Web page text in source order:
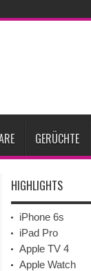
Gadget werden
GERÜCHTE
HIGHLIGHTS
iPhone 6s
iPad Pro
Apple TV 4
Apple Watch